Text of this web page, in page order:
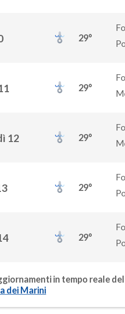
29°
29°
12 29°
29°
29°
in tempo reale
dei Marini